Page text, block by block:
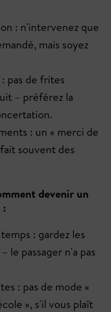
: n'intervenez que
mais soyez
pas de frites
– préférez la
: un « merci de
souvent des
devenir un
: gardez les
le passager n'a pas
: pas de mode «
», s'il vous plaît